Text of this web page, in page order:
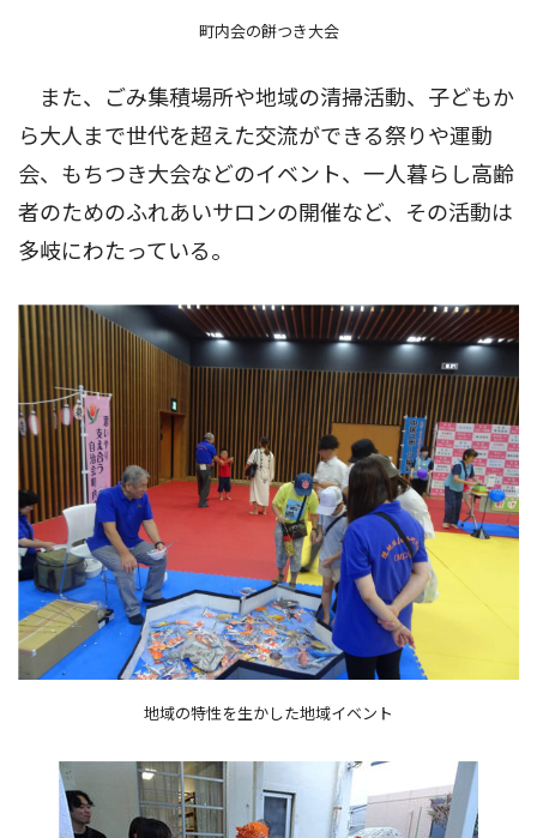
町内会の餅つき大会
また、ごみ集積場所や地域の清掃活動、子どもか
ら大人まで世代を超えた交流ができる祭りや運動
会、もちつき大会などのイベント、一人暮らし高齢
者のためのふれあいサロンの開催など、その活動は
多岐にわたっている。
地域の特性を生かした地域イベント